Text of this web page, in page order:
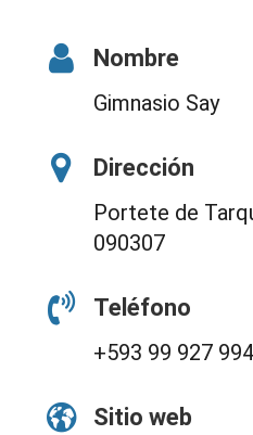
Nombre
Gimnasio Say
Dirección
Portete de
090307
Teléfono
+593 99 927
Sitio web